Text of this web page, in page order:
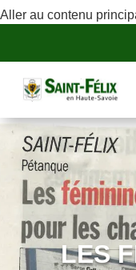
Aller au contenu
LES